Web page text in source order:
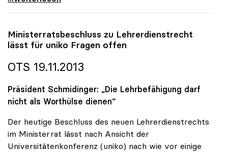
Ministerratsbeschluss zu Lehrerdienstrecht
lässt für uniko Fragen offen
OTS 19.11.2013
Präsident Schmidinger: „Die Lehrbefähigung darf
nicht als Worthülse dienen“
Der heutige Beschluss des neuen Lehrerdienstrechts
im Ministerrat lässt nach Ansicht der
Universitätenkonferenz (uniko) nach wie vor einige